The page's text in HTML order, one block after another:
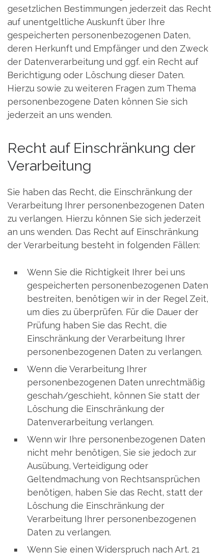
gesetzlichen Bestimmungen jederzeit das Recht
auf unentgeltliche Auskunft über Ihre
gespeicherten personenbezogenen Daten,
deren Herkunft und Empfänger und den Zweck
der Datenverarbeitung und ggf. ein Recht auf
Berichtigung oder Löschung dieser Daten.
Hierzu sowie zu weiteren Fragen zum Thema
personenbezogene Daten können Sie sich
jederzeit an uns wenden.
Recht auf Einschränkung der
Verarbeitung
Sie haben das Recht, die Einschränkung der
Verarbeitung Ihrer personenbezogenen Daten
zu verlangen. Hierzu können Sie sich jederzeit
an uns wenden. Das Recht auf Einschränkung
der Verarbeitung besteht in folgenden Fällen:
Wenn Sie die Richtigkeit Ihrer bei uns
gespeicherten personenbezogenen Daten
bestreiten, benötigen wir in der Regel Zeit,
um dies zu überprüfen. Für die Dauer der
Prüfung haben Sie das Recht, die
Einschränkung der Verarbeitung Ihrer
personenbezogenen Daten zu verlangen.
Wenn die Verarbeitung Ihrer
personenbezogenen Daten unrechtmäßig
geschah/geschieht, können Sie statt der
Löschung die Einschränkung der
Datenverarbeitung verlangen.
Wenn wir Ihre personenbezogenen Daten
nicht mehr benötigen, Sie sie jedoch zur
Ausübung, Verteidigung oder
Geltendmachung von Rechtsansprüchen
benötigen, haben Sie das Recht, statt der
Löschung die Einschränkung der
Verarbeitung Ihrer personenbezogenen
Daten zu verlangen.
Wenn Sie einen Widerspruch nach Art. 21